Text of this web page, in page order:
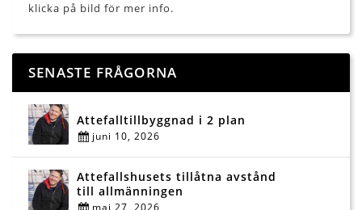
klicka på bild för mer info.
SENASTE FRÅGORNA
Attefalltillbyggnad i 2 plan
juni 10, 2026
Attefallshusets tillåtna avstånd
till allmänningen
maj 27, 2026